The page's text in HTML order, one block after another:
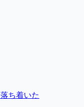
落ち着いた